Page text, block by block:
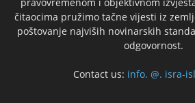
čitaocima pružimo tačne vijesti iz
poštovanje najviših novinarskih
odgovornost.
Contact us: info. @. isra-